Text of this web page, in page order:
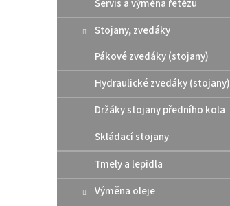
Servis a výměna řetězu
Stojany, zvedáky
Pákové zvedáky (stojany)
Hydraulické zvedáky (stojany)
Držáky stojany předního kola
Skládací stojany
Tmely a lepidla
Výměna oleje